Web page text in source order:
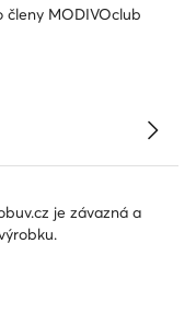
členy MODIVOclub
je závazná a